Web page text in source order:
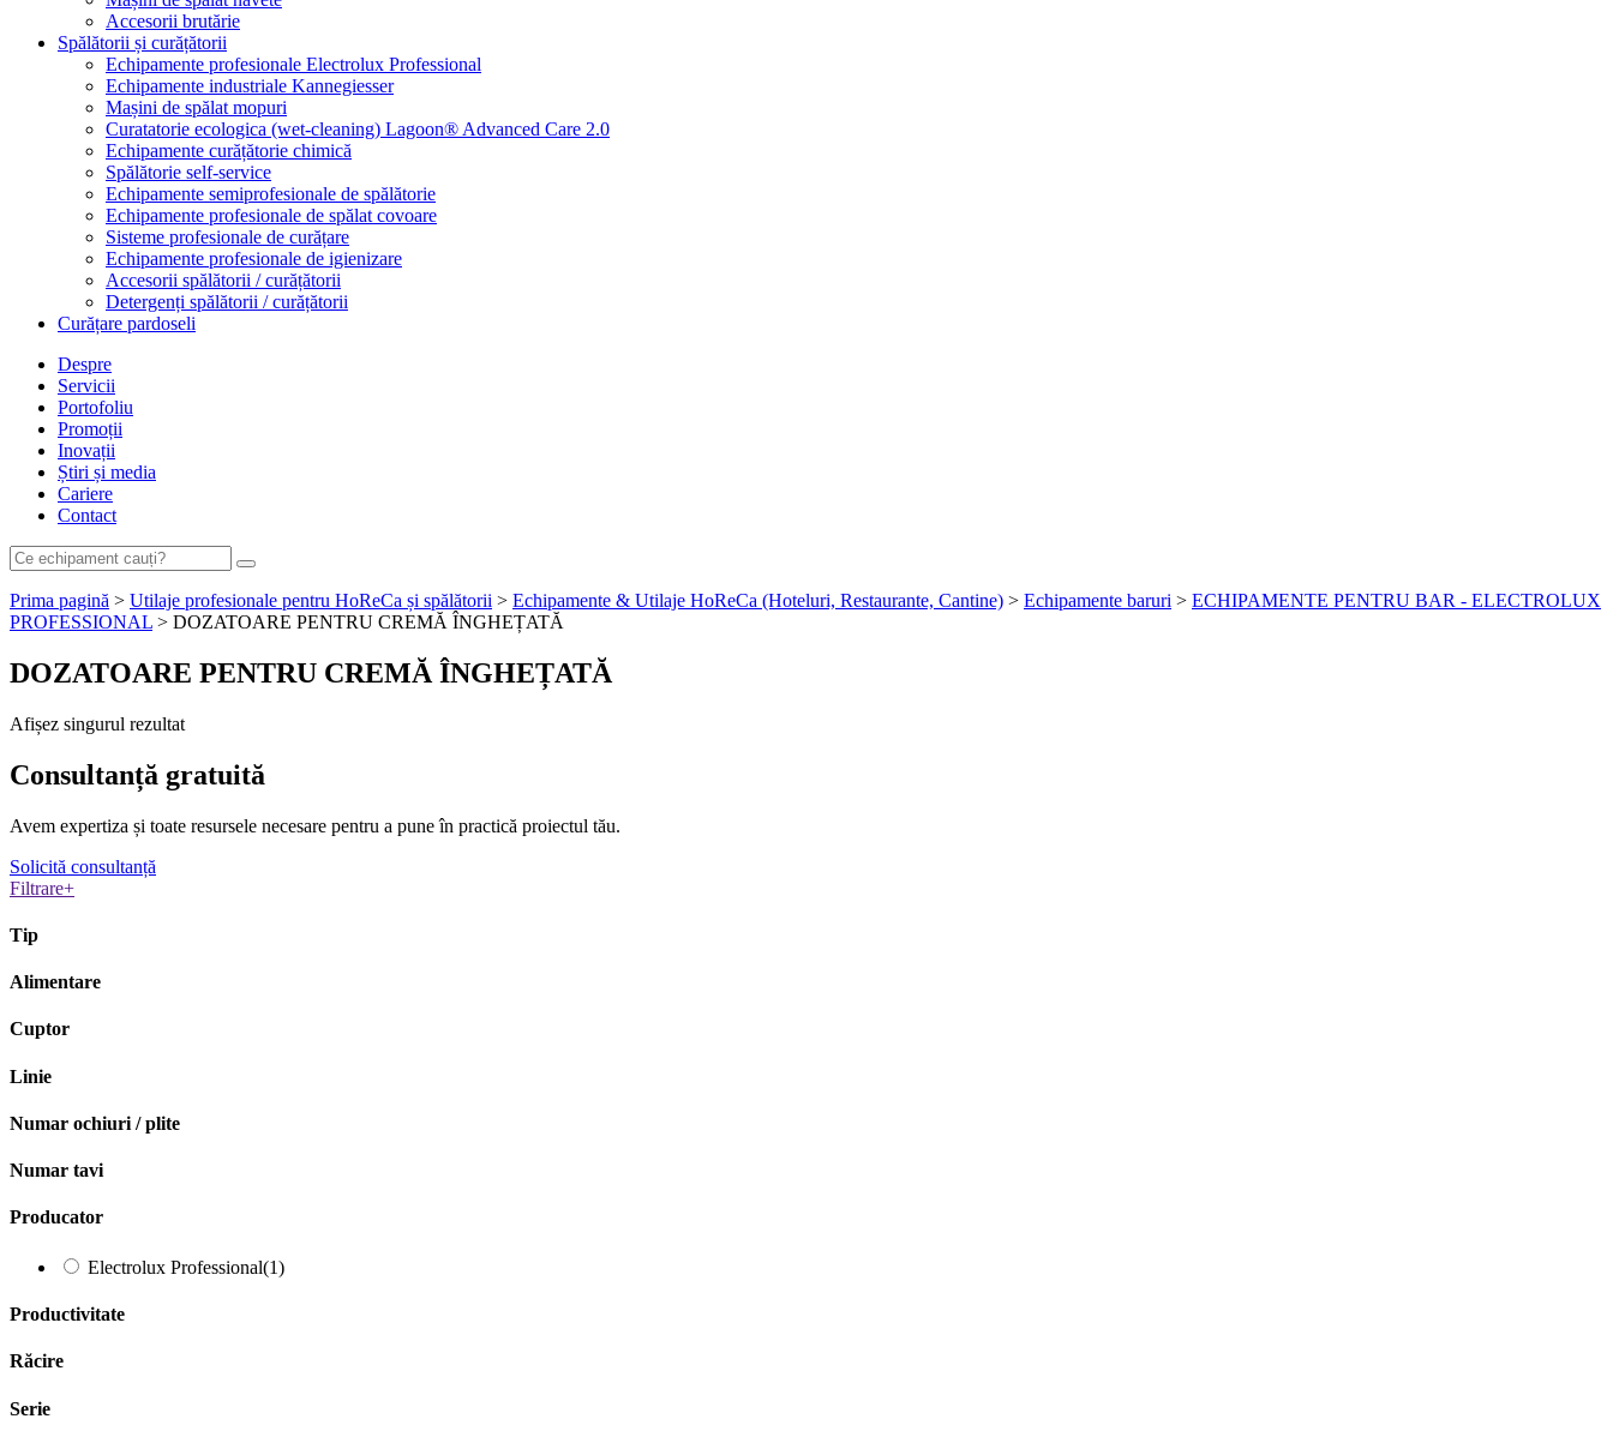
Accesorii brutărie
Spălătorii și curățătorii
Echipamente profesionale Electrolux Professional
Echipamente industriale Kannegiesser
Mașini de spălat mopuri
Curatatorie ecologica (wet-cleaning) Lagoon® Advanced Care 2.0
Echipamente curățătorie chimică
Spălătorie self-service
Echipamente semiprofesionale de spălătorie
Echipamente profesionale de spălat covoare
Sisteme profesionale de curățare
Echipamente profesionale de igienizare
Accesorii spălătorii / curățătorii
Detergenți spălătorii / curățătorii
Curățare pardoseli
Despre
Servicii
Portofoliu
Promoții
Inovații
Știri și media
Cariere
Contact
Prima pagină > Utilaje profesionale pentru HoReCa și spălătorii > Echipamente & Utilaje HoReCa (Hoteluri, Restaurante, Cantine) > Echipamente baruri > ECHIPAMENTE PENTRU BAR - ELECTROLUX
PROFESSIONAL > DOZATOARE PENTRU CREMĂ ÎNGHEȚATĂ
DOZATOARE PENTRU CREMĂ ÎNGHEȚATĂ
Afișez singurul rezultat
Consultanță gratuită
Avem expertiza și toate resursele necesare pentru a pune în practică proiectul tău.
Solicită consultanță
Filtrare+
Tip
Alimentare
Cuptor
Linie
Numar ochiuri / plite
Numar tavi
Producator
Electrolux Professional(1)
Productivitate
Răcire
Serie